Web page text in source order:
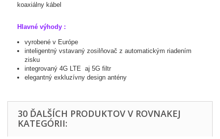
koaxiálny kábel
Hlavné výhody :
vyrobené v Európe
inteligentný vstavaný zosilňovač z automatickým riadením
zisku
integrovaný 4G LTE aj 5G filtr
elegantný exkluzívny design antény
30 ĎALŠÍCH PRODUKTOV V ROVNAKEJ
KATEGÓRII: